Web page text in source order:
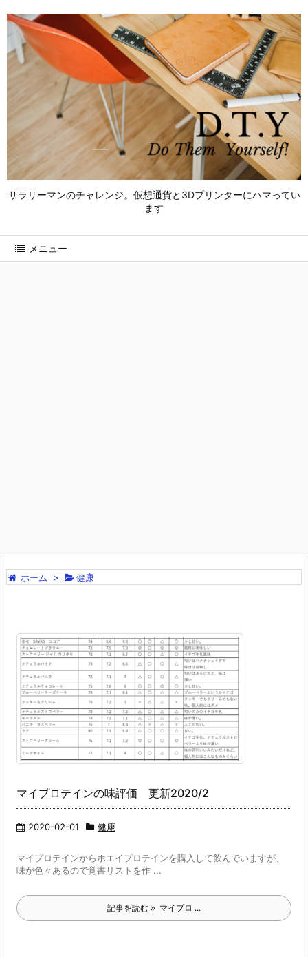
サラリーマンのチャレンジ。仮想通貨と3Dプリンターにハマってい
ます
メニュー
ホーム > 健康
マイプロテインの味評価 更新2020/2
2020-02-01 健康
マイプロテインからホエイプロテインを購入して飲んでいますが、
味が色々あるので覚書リストを作 ...
記事を読む マイプロ ...